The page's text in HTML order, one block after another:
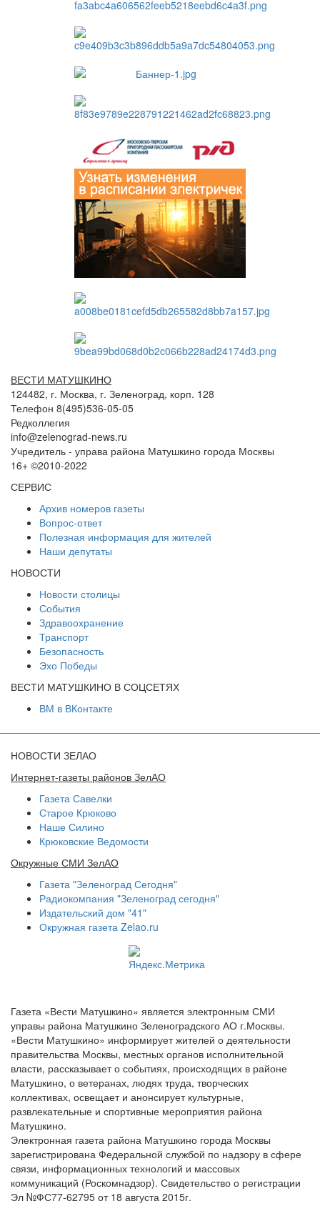
ВЕСТИ МАТУШКИНО
124482, г. Москва, г. Зеленоград, корп. 128
Телефон 8(495)536-05-05
Редколлегия
info@zelenograd-news.ru
Учредитель - управа района Матушкино города Москвы
16+ ©2010-2022
СЕРВИС
Архив номеров газеты
Вопрос-ответ
Полезная информация для жителей
Наши депутаты
НОВОСТИ
Новости столицы
События
Здравоохранение
Транспорт
Безопасность
Эхо Победы
ВЕСТИ МАТУШКИНО В СОЦСЕТЯХ
ВМ в ВКонтакте
НОВОСТИ ЗЕЛАО
Интернет-газеты районов ЗелАО
Газета Савелки
Старое Крюково
Наше Силино
Крюковские Ведомости
Окружные СМИ ЗелАО
Газета "Зеленоград Сегодня"
Радиокомпания "Зеленоград сегодня"
Издательский дом "41"
Окружная газета Zelao.ru
Газета «Вести Матушкино» является электронным СМИ
управы района Матушкино Зеленоградского АО г.Москвы.
«Вести Матушкино» информирует жителей о деятельности
правительства Москвы, местных органов исполнительной
власти, рассказывает о событиях, происходящих в районе
Матушкино, о ветеранах, людях труда, творческих
коллективах, освещает и анонсирует культурные,
развлекательные и спортивные мероприятия района
Матушкино.
Электронная газета района Матушкино города Москвы
зарегистрирована Федеральной службой по надзору в сфере
связи, информационных технологий и массовых
коммуникаций (Роскомнадзор). Свидетельство о регистрации
Эл №ФС77-62795 от 18 августа 2015г.